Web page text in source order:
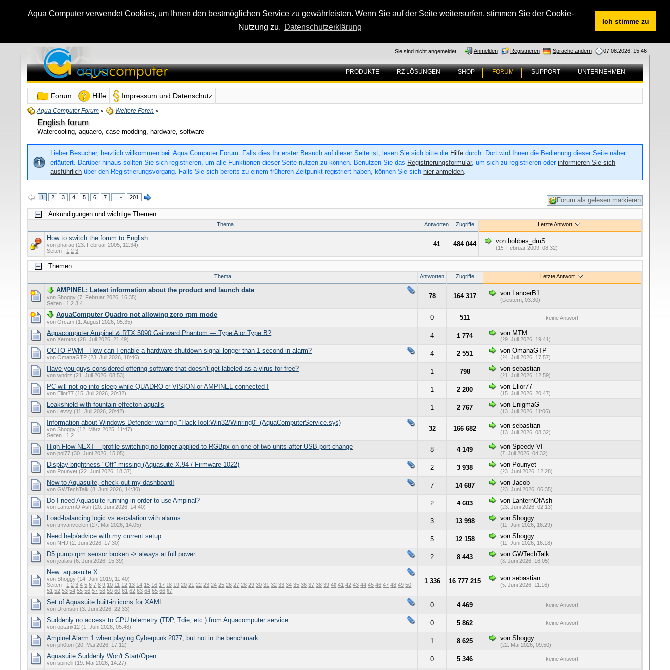
Aqua Computer verwendet Cookies, um Ihnen den bestmöglichen Service zu gewährleisten. Wenn Sie auf der Seite weitersurfen, stimmen Sie der Cookie-
Nutzung zu. Datenschutzerklärung
Ich stimme zu
07.08.2026, 15:46
Sprache ändern
Registrieren
Anmelden
Sie sind nicht angemeldet.
PRODUKTE RZ LÖSUNGEN SHOP FORUM SUPPORT UNTERNEHMEN
Forum Hilfe Impressum und Datenschutz
Aqua Computer Forum » Weitere Foren »
English forum
Watercooling, aquaero, case modding, hardware, software
Lieber Besucher, herzlich willkommen bei: Aqua Computer Forum. Falls dies Ihr erster Besuch auf dieser Seite ist, lesen Sie sich bitte die Hilfe durch. Dort wird Ihnen die Bedienung dieser Seite näher
erläutert. Darüber hinaus sollten Sie sich registrieren, um alle Funktionen dieser Seite nutzen zu können. Benutzen Sie das Registrierungsformular, um sich zu registrieren oderinformieren Sie sich
ausführlich über den Registrierungsvorgang. Falls Sie sich bereits zu einem früheren Zeitpunkt registriert haben, können Sie sich hier anmelden.
1 2 3 4 5 6 7 … 201
Forum als gelesen markieren
Ankündigungen und wichtige Themen
Thema Antworten Zugriffe Letzte Antwort
How to switch the forum to English
von pharao (23. Februar 2005, 12:34)
Seiten : 1 2 3
41 484 044 von hobbes_dmS
(15. Februar 2009, 08:32)
Themen
Thema Antworten Zugriffe Letzte Antwort
AMPINEL: Latest information about the product and launch date
von Shoggy (7. Februar 2026, 16:35)
Seiten : 1 2 3 4
78 164 317 von LancerB1
(Gestern, 03:30)
AquaComputer Quadro not allowing zero rpm mode
von Orcam (1. August 2026, 05:35)
0 511 keine Antwort
Aquacomputer Ampinel & RTX 5090 Gainward Phantom — Type A or Type B?
von Xerotos (28. Juli 2026, 21:49) 4 1 774 von MTM
(29. Juli 2026, 19:41)
OCTO PWM - How can I enable a hardware shutdown signal longer than 1 second in alarm?
von OmahaGTP (23. Juli 2026, 18:46) 4 2 551 von OmahaGTP
(24. Juli 2026, 17:57)
Have you guys considered offering software that doesn't get labeled as a virus for free?
von wndrz (21. Juli 2026, 08:53) 1 798 von sebastian
(21. Juli 2026, 12:59)
PC will not go into sleep while QUADRO or VISION or AMPINEL connected !
von Elior77 (15. Juli 2026, 20:32) 1 2 200 von Elior77
(15. Juli 2026, 20:47)
Leakshield with fountain effecton aqualis
von Levvy (11. Juli 2026, 20:42) 1 2 767 von EnigmaG
(13. Juli 2026, 11:06)
Information about Windows Defender warning "HackTool:Win32/Winring0" (AquaComputerService.sys)
von Shoggy (12. März 2025, 11:47)
Seiten : 1 2
32 166 682 von sebastian
(13. Juli 2026, 08:32)
High Flow NEXT – profile switching no longer applied to RGBpx on one of two units after USB port change
von pol77 (30. Juni 2026, 15:05) 8 4 149 von Speedy-VI
(7. Juli 2026, 04:32)
Display brightness "Off" missing (Aquasuite X.94 / Firmware 1022)
von Pounyet (22. Juni 2026, 18:37) 2 3 938 von Pounyet
(23. Juni 2026, 12:28)
New to Aquasuite, check out my dashboard!
von GWTechTalk (8. Juni 2026, 14:30) 7 14 687 von Jacob
(23. Juni 2026, 06:35)
Do I need Aquasuite running in order to use Ampinal?
von LanternOfAsh (20. Juni 2026, 14:40) 2 4 603 von LanternOfAsh
(23. Juni 2026, 02:13)
Load-balancing logic vs escalation with alarms
von tmvanveelen (27. Mai 2026, 14:05) 3 13 998 von Shoggy
(11. Juni 2026, 16:29)
Need help/advice with my current setup
von NHJ (2. Juni 2026, 17:30) 5 12 158 von Shoggy
(11. Juni 2026, 16:18)
D5 pump rpm sensor broken -> always at full power
von jcalais (6. Juni 2026, 15:39) 2 8 443 von GWTechTalk
(8. Juni 2026, 16:05)
New: aquasuite X
von Shoggy (14. Juni 2019, 11:40)
Seiten : 1 2 3 4 5 6 7 8 9 10 11 12 13 14 15 16 17 18 19 20 21 22 23 24 25 26 27 28 29 30 31 32 33 34 35 36 37 38 39 40 41 42 43 44 45 46 47 48 49 50
51 52 53 54 55 56 57 58 59 60 61 62 63 64 65 66 67
1 336 16 777 215 von sebastian
(5. Juni 2026, 11:16)
Set of Aquasuite built-in icons for XAML
von Dronson (3. Juni 2026, 22:33) 0 4 469 keine Antwort
Suddenly no access to CPU telemetry (TDP, Tdie, etc.) from Aquacomputer service
von optarix12 (1. Juni 2026, 05:48) 0 5 862 keine Antwort
Ampinel Alarm 1 when playing Cyberpunk 2077, but not in the benchmark
von ph0ton (20. Mai 2026, 17:12) 1 8 625 von Shoggy
(22. Mai 2026, 09:50)
Aquasuite Suddenly Won't Start/Open
von spinelli (19. Mai 2026, 14:27) 0 5 346 keine Antwort